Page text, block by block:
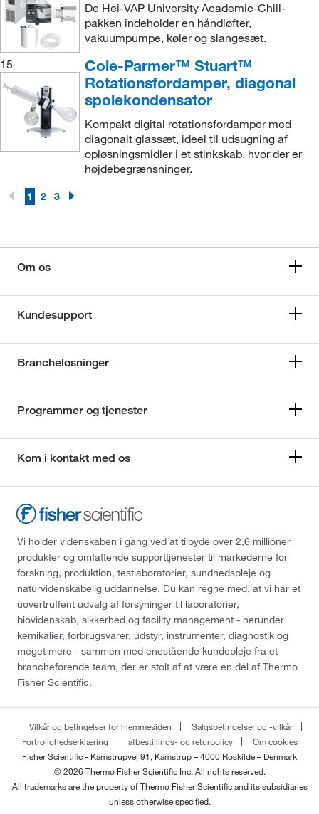
De Hei-VAP University Academic-Chill-
pakken indeholder en håndløfter,
vakuumpumpe, køler og slangesæt.
15
Cole-Parmer™ Stuart™
Rotationsfordamper, diagonal
spolekondensator
Kompakt digital rotationsfordamper med
diagonalt glassæt, ideel til udsugning af
opløsningsmidler i et stinkskab, hvor der er
højdebegrænsninger.
1 2 3
Om os
Kundesupport
Brancheløsninger
Programmer og tjenester
Kom i kontakt med os
Vi holder videnskaben i gang ved at tilbyde over 2,6 millioner
produkter og omfattende supporttjenester til markederne for
forskning, produktion, testlaboratorier, sundhedspleje og
naturvidenskabelig uddannelse. Du kan regne med, at vi har et
uovertruffent udvalg af forsyninger til laboratorier,
biovidenskab, sikkerhed og facility management - herunder
kemikalier, forbrugsvarer, udstyr, instrumenter, diagnostik og
meget mere - sammen med enestående kundepleje fra et
brancheførende team, der er stolt af at være en del af Thermo
Fisher Scientific.
Vilkår og betingelser for hjemmesiden
Salgsbetingelser og -vilkår
Fortrolighedserklæring
afbestillings- og returpolicy
Om cookies
Fisher Scientific - Kamstrupvej 91, Kamstrup – 4000 Roskilde – Denmark
© 2026 Thermo Fisher Scientific Inc. All rights reserved.
All trademarks are the property of Thermo Fisher Scientific and its subsidiaries
unless otherwise specified.